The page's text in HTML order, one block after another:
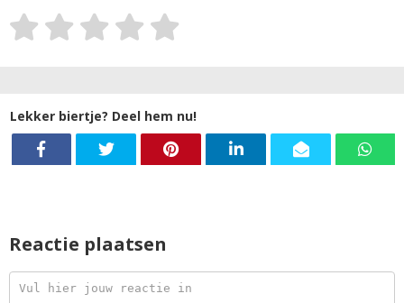
Lekker biertje? Deel hem nu!
Reactie plaatsen